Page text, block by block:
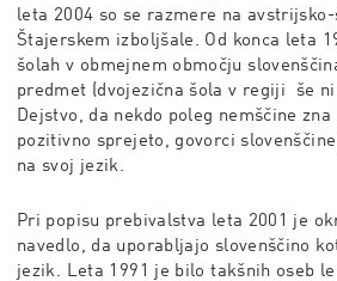
leta 2004 so se razmere na
Štajerskem izboljšale. Od konca leta
šolah v obmejnem območju
predmet (dvojezična šola v regiji še
Dejstvo, da nekdo poleg nemščine
pozitivno sprejeto, govorci
na svoj jezik.
Pri popisu prebivalstva leta 2001 je
navedlo, da uporabljajo slovenščino
jezik. Leta 1991 je bilo takšnih oseb